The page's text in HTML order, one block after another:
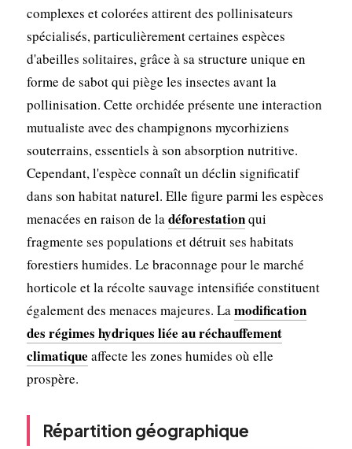
complexes et colorées attirent des pollinisateurs
spécialisés, particulièrement certaines espèces
d'abeilles solitaires, grâce à sa structure unique en
forme de sabot qui piège les insectes avant la
pollinisation. Cette orchidée présente une interaction
mutualiste avec des champignons mycorhiziens
souterrains, essentiels à son absorption nutritive.
Cependant, l'espèce connaît un déclin significatif
dans son habitat naturel. Elle figure parmi les espèces
menacées en raison de ladéforestationqui
fragmente ses populations et détruit ses habitats
forestiers humides. Le braconnage pour le marché
horticole et la récolte sauvage intensifiée constituent
également des menaces majeures. Lamodification
des régimes hydriques liée au réchauffement
climatique affecte les zones humides où elle
prospère.
Répartition géographique